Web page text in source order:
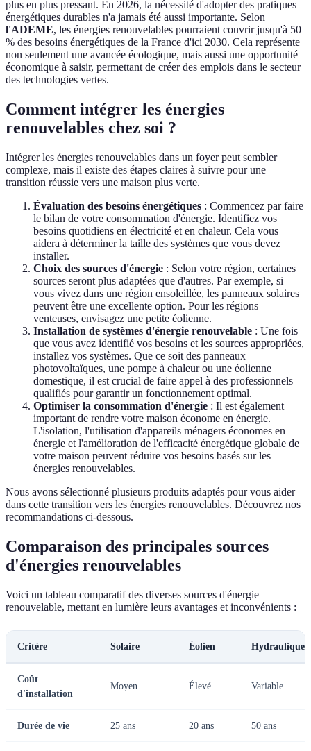
plus en plus pressant. En 2026, la nécessité d'adopter des pratiques
énergétiques durables n'a jamais été aussi importante. Selon
l'ADEME, les énergies renouvelables pourraient couvrir jusqu'à 50
% des besoins énergétiques de la France d'ici 2030. Cela représente
non seulement une avancée écologique, mais aussi une opportunité
économique à saisir, permettant de créer des emplois dans le secteur
des technologies vertes.
Comment intégrer les énergies
renouvelables chez soi ?
Intégrer les énergies renouvelables dans un foyer peut sembler
complexe, mais il existe des étapes claires à suivre pour une
transition réussie vers une maison plus verte.
Évaluation des besoins énergétiques : Commencez par faire
le bilan de votre consommation d'énergie. Identifiez vos
besoins quotidiens en électricité et en chaleur. Cela vous
aidera à déterminer la taille des systèmes que vous devez
installer.
Choix des sources d'énergie : Selon votre région, certaines
sources seront plus adaptées que d'autres. Par exemple, si
vous vivez dans une région ensoleillée, les panneaux solaires
peuvent être une excellente option. Pour les régions
venteuses, envisagez une petite éolienne.
Installation de systèmes d'énergie renouvelable : Une fois
que vous avez identifié vos besoins et les sources appropriées,
installez vos systèmes. Que ce soit des panneaux
photovoltaïques, une pompe à chaleur ou une éolienne
domestique, il est crucial de faire appel à des professionnels
qualifiés pour garantir un fonctionnement optimal.
Optimiser la consommation d'énergie : Il est également
important de rendre votre maison économe en énergie.
L'isolation, l'utilisation d'appareils ménagers économes en
énergie et l'amélioration de l'efficacité énergétique globale de
votre maison peuvent réduire vos besoins basés sur les
énergies renouvelables.
Nous avons sélectionné plusieurs produits adaptés pour vous aider
dans cette transition vers les énergies renouvelables. Découvrez nos
recommandations ci-dessous.
Comparaison des principales sources
d'énergies renouvelables
Voici un tableau comparatif des diverses sources d'énergie
renouvelable, mettant en lumière leurs avantages et inconvénients :
Critère Solaire Éolien Hydraulique
Coût
d'installation
Moyen Élevé Variable
Durée de vie 25 ans 20 ans 50 ans